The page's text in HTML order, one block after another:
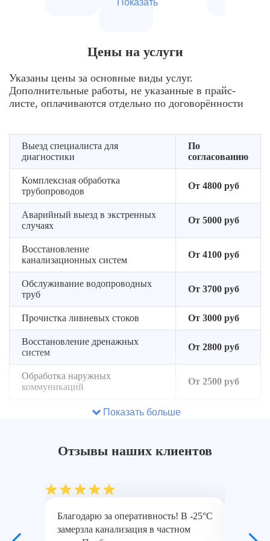
специального
состояния
трубопровода
выбор
оптимального
режима
Подготовка
доступа
к
замерзшему
участку
Защита
окружающих
поверхностей
от
воздействия
высоких
температур
пара
температуры
предотвращения
термического
шока
ледяной
её
Контроль
давления
трубопроводе
время
разморозки
Показать
остатков
загрязнений
с
помощью
давления
Профилактическая
прочистка
смежных
по
системы
Цены на услуги
Указаны цены за основные виды услуг.
Дополнительные работы, не указанные в прайс-
листе, оплачиваются отдельно по договорённости
Выезд специалиста для
диагностики
По
согласованию
Комплексная обработка
трубопроводов
От 4800 руб
Аварийный выезд в экстренных
случаях
От 5000 руб
Восстановление
канализационных систем
От 4100 руб
Обслуживание водопроводных
труб
От 3700 руб
Прочистка ливневых стоков От 3000 руб
Восстановление дренажных
систем
От 2800 руб
Обработка наружных
коммуникаций
От 2500 руб
Обслуживание подземных
Восстановление системы
отопления
От 3900 руб
коммуникаций
Показать больше
Отзывы наших клиентов
Благодарю за оперативность! В -25°C
замерзла канализация в частном